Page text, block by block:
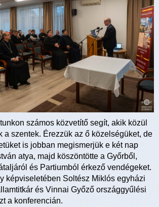
számos közvetítő segít, akik közül
a szentek. Érezzük az ő közelségüket, de
is jobban megismerjük e két nap
atya, majd köszöntötte a Győrből,
és Partiumból érkező vendégeket.
képviseletében Soltész Miklós egyházi
és Vinnai Győző országgyűlési
a konferencián.